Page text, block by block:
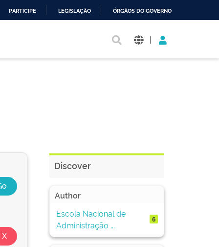
PARTICIPE LEGISLAÇÃO ÓRGÃOS DO GOVERNO
|
Discover
Author
Escola Nacional de
Administração ...
6